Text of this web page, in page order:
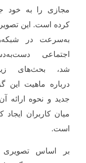
مجازی را به خود
کرده است. این
به‌سرعت در
اجتماعی
شد، بحث‌های
درباره ماهیت این
جدید و نحوه ارائه
میان کاربران ایجاد
است.
بر اساس تصویری